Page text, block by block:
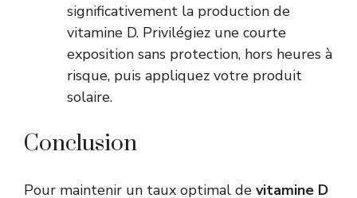
significativement la production de
vitamine D. Privilégiez une courte
exposition sans protection, hors heures à
risque, puis appliquez votre produit
solaire.
Conclusion
Pour maintenir un taux optimal de vitamine D